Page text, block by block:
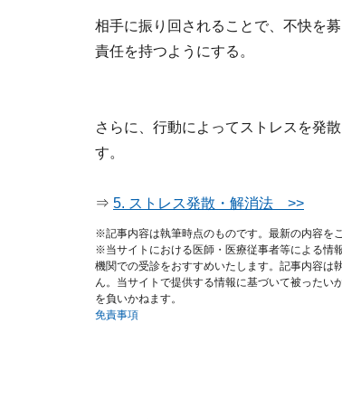
相手に振り回されることで、不快を
責任を持つようにする。
さらに、行動によってストレスを発
す。
⇒ 5. ストレス発散・解消法 >>
※記事内容は執筆時点のものです。最新の内容を
※当サイトにおける医師・医療従事者等による情
機関での受診をおすすめいたします。記事内容は
ん。当サイトで提供する情報に基づいて被った
を負いかねます。
免責事項